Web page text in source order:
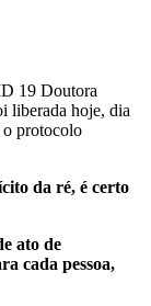
19 Doutora
liberada hoje, dia
o protocolo
da ré, é certo
ato de
cada pessoa,